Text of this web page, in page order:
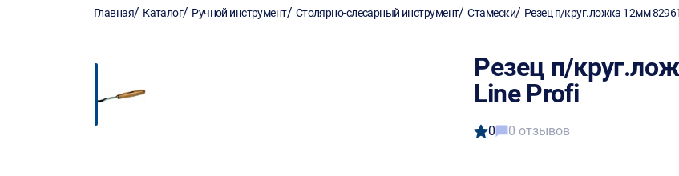
Главная/ Каталог/ Ручной инструмент/ Столярно-слесарный инструмент/Стамески/ Резец п/круг.ложка 12мм
Резец п/
Line Profi
0 0 отзывов